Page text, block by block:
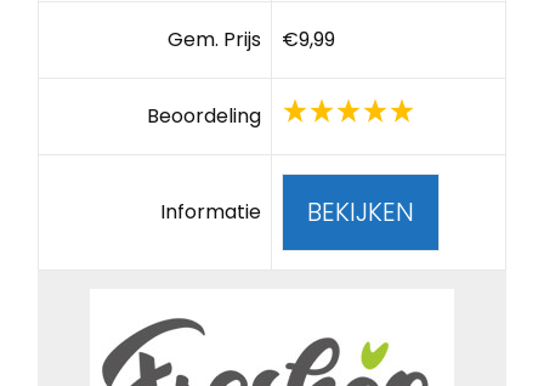
Gem. Prijs €9,99
Beoordeling
Informatie BEKIJKEN